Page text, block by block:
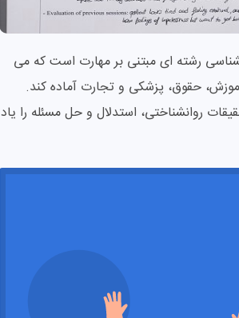
رشته ای مبتنی بر مهارت است که می
حقوق، پزشکی و تجارت آماده کند.
روانشناختی، استدلال و حل مسئله را یاد